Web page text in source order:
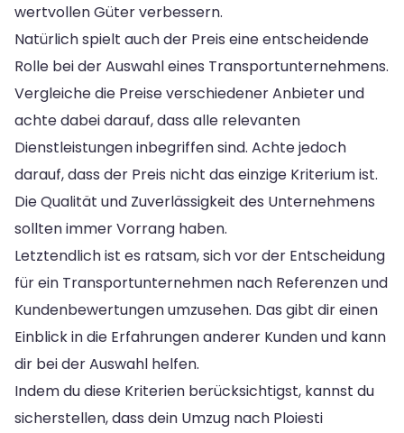
wertvollen Güter verbessern.
Natürlich spielt auch der Preis eine entscheidende
Rolle bei der Auswahl eines Transportunternehmens.
Vergleiche die Preise verschiedener Anbieter und
achte dabei darauf, dass alle relevanten
Dienstleistungen inbegriffen sind. Achte jedoch
darauf, dass der Preis nicht das einzige Kriterium ist.
Die Qualität und Zuverlässigkeit des Unternehmens
sollten immer Vorrang haben.
Letztendlich ist es ratsam, sich vor der Entscheidung
für ein Transportunternehmen nach Referenzen und
Kundenbewertungen umzusehen. Das gibt dir einen
Einblick in die Erfahrungen anderer Kunden und kann
dir bei der Auswahl helfen.
Indem du diese Kriterien berücksichtigst, kannst du
sicherstellen, dass dein Umzug nach Ploiesti